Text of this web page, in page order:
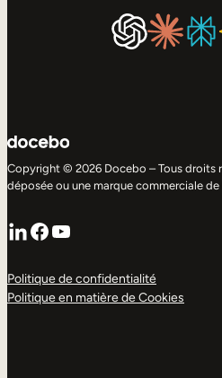
Copyright © 2026 Docebo – Tous droits
déposée ou une marque commerciale
LinkedIn
Facebook
YouTube
Politique de confidentialité
Politique en matière de Cookies